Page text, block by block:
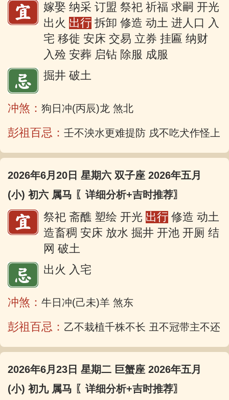
嫁娶 纳采 订盟 祭祀 祈福 求嗣 开光
出火 出行 拆卸 修造 动土 进人口 入
宅 移徙 安床 交易 立券 挂匾 纳财
入殓 安葬 启钻 除服 成服
掘井 破土
冲煞： 狗日冲(丙辰)龙 煞北
彭祖百忌： 壬不泱水更难提防 戌不吃犬作怪上
2026年6月20日 星期六 双子座 2026年五月
(小) 初六 属马 〖详细分析+吉时推荐〗
祭祀 斋醮 塑绘 开光 出行 修造 动土
造畜稠 安床 放水 掘井 开池 开厕 结
网 破土
出火 入宅
冲煞： 牛日冲(己未)羊 煞东
彭祖百忌： 乙不栽植千株不长 丑不冠带主不还
2026年6月23日 星期二 巨蟹座 2026年五月
(小) 初九 属马 〖详细分析+吉时推荐〗